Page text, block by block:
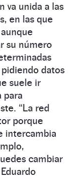
va unida a las
en las que
su número
datos
suele ir
para
“La red
porque
intercambia
cambiar